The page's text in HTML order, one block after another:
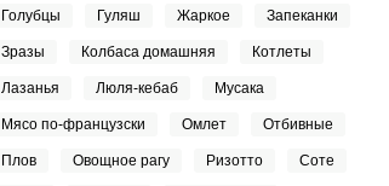
Голубцы Гуляш Жаркое Запеканки
Зразы Колбаса домашняя Котлеты
Лазанья Люля-кебаб Мусака
Мясо по-французски Омлет Отбивные
Плов Овощное рагу Ризотто Соте